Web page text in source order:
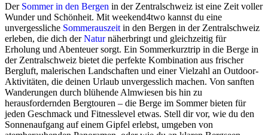
Der Sommer in den Bergen in der Zentralschweiz ist eine Zeit voller
Wunder und Schönheit. Mit weekend4two kannst du eine
unvergessliche Sommerauszeit in den Bergen in der Zentralschweiz
erleben, die dich derNaturnäherbringt und gleichzeitig für
Erholung und Abenteuer sorgt. Ein Sommerkurztrip in die Berge in
der Zentralschweiz bietet die perfekte Kombination aus frischer
Bergluft, malerischen Landschaften und einer Vielzahl an Outdoor-
Aktivitäten, die deinen Urlaub unvergesslich machen. Von sanften
Wanderungen durch blühende Almwiesen bis hin zu
herausfordernden Bergtouren – die Berge im Sommer bieten für
jeden Geschmack und Fitnesslevel etwas. Stell dir vor, wie du den
Sonnenaufgang auf einem Gipfel erlebst, umgeben von